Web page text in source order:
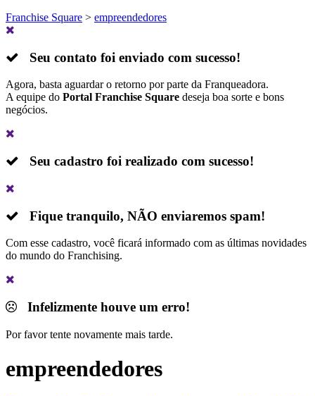
Franchise Square > empreendedores
Seu contato foi enviado com sucesso!
Agora, basta aguardar o retorno por parte da Franqueadora.
A equipe do Portal Franchise Square deseja boa sorte e bons
negócios.
Seu cadastro foi realizado com sucesso!
Fique tranquilo, NÃO enviaremos spam!
Com esse cadastro, você ficará informado com as últimas novidades
do mundo do Franchising.
Infelizmente houve um erro!
Por favor tente novamente mais tarde.
empreendedores